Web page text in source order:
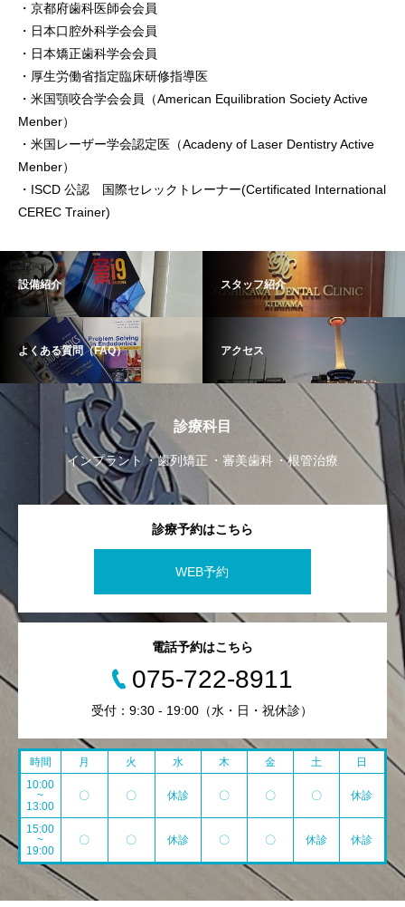
・京都府歯科医師会会員
・日本口腔外科学会会員
・日本矯正歯科学会会員
・厚生労働省指定臨床研修指導医
・米国顎咬合学会会員（American Equilibration Society Active
Menber）
・米国レーザー学会認定医（Acadeny of Laser Dentistry Active
Menber）
・ISCD 公認 国際セレックトレーナー(Certificated International
CEREC Trainer)
設備紹介 スタッフ紹介
よくある質問（FAQ） アクセス
診療科目
インプラント 歯列矯正 審美歯科 根管治療
診療予約はこちら
WEB予約
電話予約はこちら
075-722-8911
受付：9:30 - 19:00（水・日・祝休診）
時間 月 火 水 木 金 土
日
10:00
~
13:00
〇 〇 休診 〇 〇 〇 休診
15:00
~
19:00
〇 〇 休診 〇 〇 休診 休診